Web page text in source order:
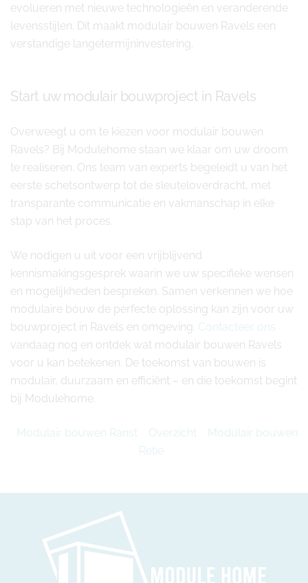
evolueren met nieuwe technologieën en veranderende
levensstijlen. Dit maakt modulair bouwen Ravels een
verstandige langetermijninvestering.
Start uw modulair bouwproject in Ravels
Overweegt u om te kiezen voor modulair bouwen
Ravels? Bij Modulehome staan we klaar om uw droom
te realiseren. Ons team van experts begeleidt u van het
eerste schetsontwerp tot de sleuteloverdracht, met
transparante communicatie en vakmanschap in elke
stap van het proces.
We nodigen u uit voor een vrijblijvend
kennismakingsgesprek waarin we uw specifieke wensen
en mogelijkheden bespreken. Samen verkennen we hoe
modulaire bouw de perfecte oplossing kan zijn voor uw
bouwproject in Ravels en omgeving. Contacteer ons
vandaag nog en ontdek wat modulair bouwen Ravels
voor u kan betekenen. De toekomst van bouwen is
modulair, duurzaam en efficiënt – en die toekomst begint
bij Modulehome.
Modulair bouwen Ranst Overzicht
Modulair bouwen
Retie